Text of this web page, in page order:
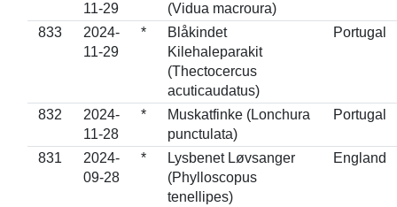
11-29
(Vidua macroura)
833
2024-
11-29
*
Blåkindet
Kilehaleparakit
(Thectocercus
acuticaudatus)
Portugal
832
2024-
11-28
*
Muskatfinke (Lonchura
punctulata)
Portugal
831
2024-
09-28
*
Lysbenet Løvsanger
(Phylloscopus
tenellipes)
England